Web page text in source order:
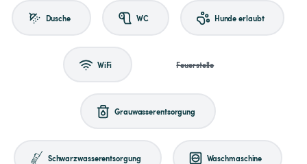
Dusche WC Hunde erlaubt
WiFi Feuerstelle
Grauwasserentsorgung
Schwarzwasserentsorgung Waschmaschine